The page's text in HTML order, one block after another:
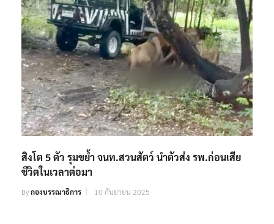
สิงโต 5 ตัว รุมขยํ้า จนท.สวนสัตว์ นำตัวส่ง รพ.ก่อนเสีย
ชีวิตในเวลาต่อมา
Byกองบรรณาธิการ 10 กันยายน 2025